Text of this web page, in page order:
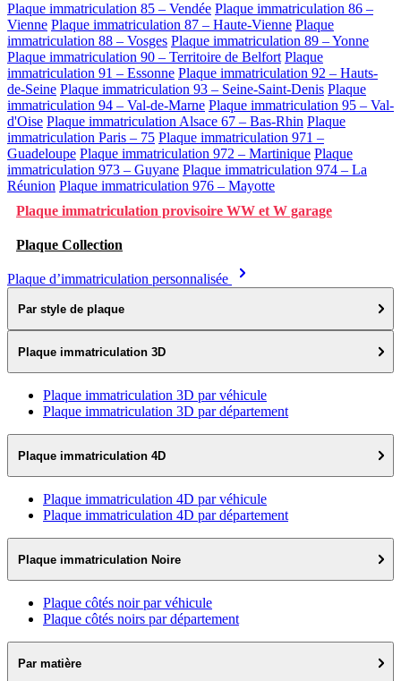
Plaque immatriculation 85 – Vendée Plaque immatriculation 86 –
Vienne Plaque immatriculation 87 – Haute-Vienne Plaque
immatriculation 88 – Vosges Plaque immatriculation 89 – Yonne
Plaque immatriculation 90 – Territoire de Belfort Plaque
immatriculation 91 – Essonne Plaque immatriculation 92 – Hauts-
de-Seine Plaque immatriculation 93 – Seine-Saint-Denis Plaque
immatriculation 94 – Val-de-Marne Plaque immatriculation 95 – Val-
d'Oise Plaque immatriculation Alsace 67 – Bas-Rhin Plaque
immatriculation Paris – 75 Plaque immatriculation 971 –
Guadeloupe Plaque immatriculation 972 – Martinique Plaque
immatriculation 973 – Guyane Plaque immatriculation 974 – La
Réunion Plaque immatriculation 976 – Mayotte
Plaque immatriculation provisoire WW et W garage
Plaque Collection
Plaque d’immatriculation personnalisée
Par style de plaque
Plaque immatriculation 3D
Plaque immatriculation 3D par véhicule
Plaque immatriculation 3D par département
Plaque immatriculation 4D
Plaque immatriculation 4D par véhicule
Plaque immatriculation 4D par département
Plaque immatriculation Noire
Plaque côtés noir par véhicule
Plaque côtés noirs par département
Par matière